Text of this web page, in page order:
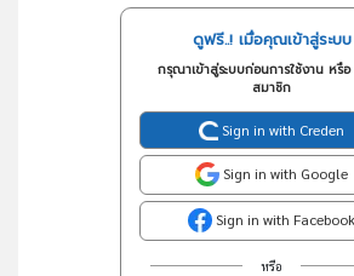
ดูฟรี..! เมื่อคุณเข้าสู่ระบบ
กรุณาเข้าสู่ระบบก่อนการใช้งาน หรื
สมาชิก
Sign in with Creden
Sign in with Google
Sign in with Facebook
หรือ